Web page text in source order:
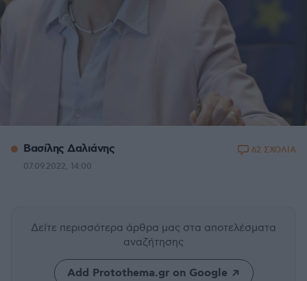
Βασίλης Δαλιάνης
07.09.2022, 14:00
62 ΣΧΟΛΙΑ
Δείτε περισσότερα άρθρα μας στα αποτελέσματα
αναζήτησης
Add Protothema.gr on Google